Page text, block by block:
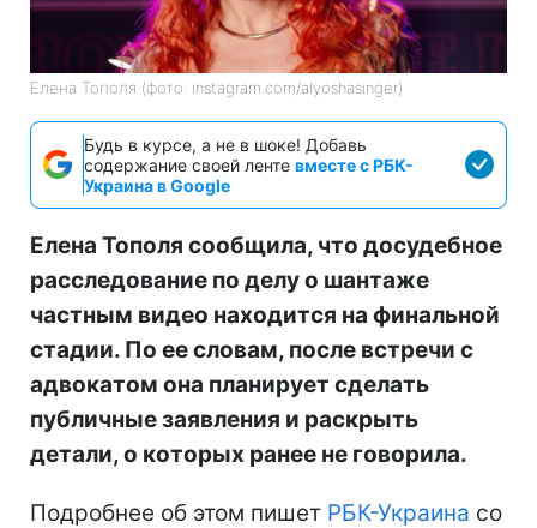
Елена Тополя (фото: instagram.com/alyoshasinger)
Будь в курсе, а не в шоке! Добавь
содержание своей ленте вместе с РБК-
Украина в Google
Елена Тополя сообщила, что досудебное
расследование по делу о шантаже
частным видео находится на финальной
стадии. По ее словам, после встречи с
адвокатом она планирует сделать
публичные заявления и раскрыть
детали, о которых ранее не говорила.
Подробнее об этом пишет РБК-Украина со